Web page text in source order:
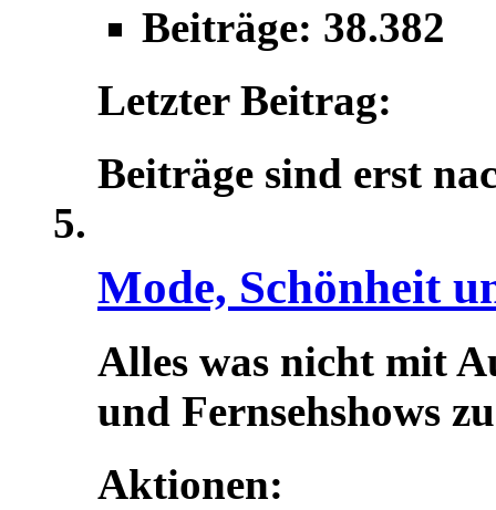
Beiträge: 38.382
Letzter Beitrag:
Beiträge sind erst
Mode, Schönheit
Alles was nicht mit
und Fernsehshows
Aktionen: